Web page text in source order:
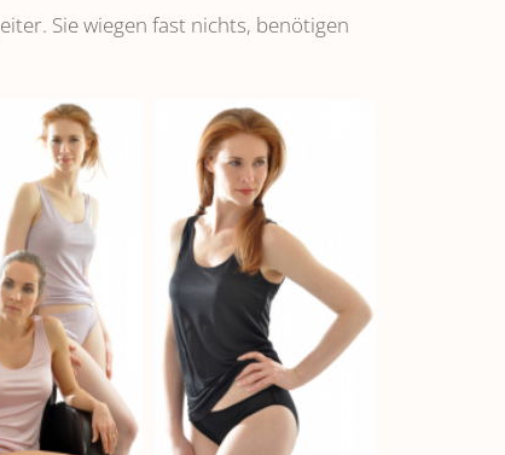
Sie wiegen fast nichts, benötigen